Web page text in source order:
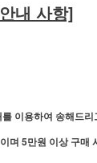
내 사항]
이용하여 송해드리
며 5만원 이상 구매